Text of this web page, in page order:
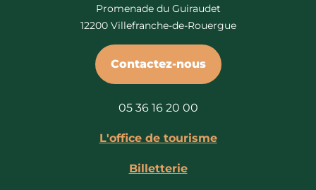
Promenade du Guiraudet
12200 Villefranche-de-Rouergue
Contactez-nous
05 36 16 20 00
L'office de tourisme
Billetterie